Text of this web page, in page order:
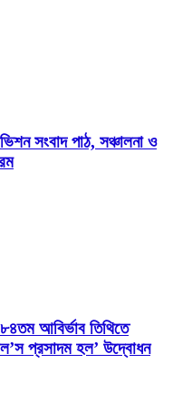
সংবাদ পাঠ, সঞ্চালনা ও
আবির্ভাব তিথিতে
প্রসাদম হল’ উদ্বোধন